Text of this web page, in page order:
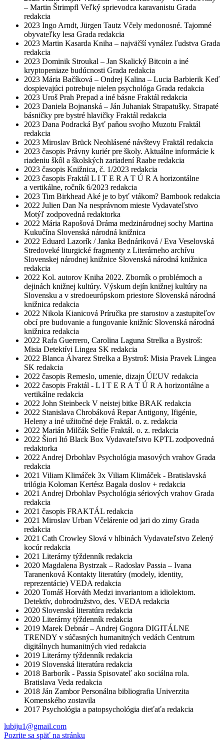
– Martin Štrimpfl Veľký sprievodca karavanistu Grada
redakcia
2023 Ingo Arndt, Jürgen Tautz Včely medonosné. Tajomné
obyvateľky lesa Grada redakcia
2023 Martin Kasarda Kniha – najväčší vynález ľudstva Grada
redakcia
2023 Dominik Stroukal – Jan Skalický Bitcoin a iné
kryptopeniaze budúcnosti Grada redakcia
2023 Mária Bačíková – Ondrej Kalina – Lucia Barbierik Keď
dospievajúci potrebuje nielen psychológa Grada redakcia
2023 Uroš Prah Prepad a iné básne Fraktál redakcia
2023 Daniela Bojnanská – Ján Juhaniak Strapatušky. Strapaté
básničky pre bystré hlavičky Fraktál redakcia
2023 Dana Podracká Byť paňou svojho Muzotu Fraktál
redakcia
2023 Miroslav Brück Neohlásené návštevy Fraktál redakcia
2023 časopis Právny kuriér pre školy. Aktuálne informácie k
riadeniu škôl a školských zariadení Raabe redakcia
2023 časopis Knižnica, č. 1/2023 redakcia
2023 časopis Fraktál L I T E R A T Ú R A horizontálne
a vertikálne, ročník 6/2023 redakcia
2023 Tim Birkhead Aké je to byť vtákom? Bambook redakcia
2022 Julien Dan Na nesprávnom mieste Vydavateľstvo
Motýľ zodpovedná redaktorka
2022 Mária Rapošová Dráma medzinárodnej sochy Martina
Kukučína Slovenská národná knižnica
2022 Eduard Lazorík / Janka Bednáriková / Eva Veselovská
Stredoveké liturgické fragmenty z Literárneho archívu
Slovenskej národnej knižnice Slovenská národná knižnica
redakcia
2022 Kol. autorov Kniha 2022. Zborník o problémoch a
dejinách knižnej kultúry. Výskum dejín knižnej kultúry na
Slovensku a v stredoeurópskom priestore Slovenská národná
knižnica redakcia
2022 Nikola Kianicová Príručka pre starostov a zastupiteľov
obcí pre budovanie a fungovanie knižníc Slovenská národná
knižnica redakcia
2022 Rafa Guerrero, Carolina Laguna Strelka a Bystroš:
Misia Detektívi Lingea SK redakcia
2022 Blanca Álvarez Strelka a Bystroš: Misia Pravek Lingea
SK redakcia
2022 časopis Remeslo, umenie, dizajn ÚĽUV redakcia
2022 časopis Fraktál - L I T E R A T Ú R A horizontálne a
vertikálne redakcia
2022 John Steinbeck V neistej bitke BRAK redakcia
2022 Stanislava Chrobáková Repar Antigony, Ifigénie,
Heleny a iné užitočné deje Fraktál. o. z. redakcia
2022 Marián Milčák Selfie Fraktál. o. z. redakcia
2022 Šiori Itó Black Box Vydavateľstvo KPTL zodpovedná
redaktorka
2022 Andrej Drbohlav Psychológia masových vrahov Grada
redakcia
2021 Viliam Klimáček 3x Viliam Klimáček - Bratislavská
trilógia Koloman Kertész Bagala doslov + redakcia
2021 Andrej Drbohlav Psychológia sériových vrahov Grada
redakcia
2021 časopis FRAKTÁL redakcia
2021 Miroslav Urban Včelárenie od jari do zimy Grada
redakcia
2021 Cath Crowley Slová v hlbinách Vydavateľstvo Zelený
kocúr redakcia
2021 Literárny týždenník redakcia
2020 Magdalena Bystrzak – Radoslav Passia – Ivana
Taranenková Kontakty literatúry (modely, identity,
reprezentácie) VEDA redakcia
2020 Tomáš Horváth Medzi invariantom a idiolektom.
Detektív, dobrodružstvo, des. VEDA redakcia
2020 Slovenská literatúra redakcia
2020 Literárny týždenník redakcia
2019 Marek Debnár – Andrej Gogora DIGITÁLNE
TRENDY v súčasných humanitných vedách Centrum
digitálnych humanitných vied redakcia
2019 Literárny týždenník redakcia
2019 Slovenská literatúra redakcia
2018 Barborík - Passia Spisovateľ ako sociálna rola.
Bratislava Veda redakcia
2018 Ján Zambor Personálna bibliografia Univerzita
Komenského zostavila
2017 Psychológia a patopsychológia dieťaťa redakcia
lubiju1@gmail.com
Pozrite sa späť na stránku